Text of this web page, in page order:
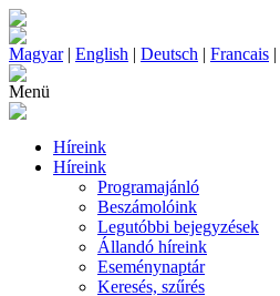
Magyar| English | Deutsch | Francais |
Menü
Híreink
Híreink
Programajánló
Beszámolóink
Legutóbbi bejegyzések
Állandó híreink
Eseménynaptár
Keresés, szűrés